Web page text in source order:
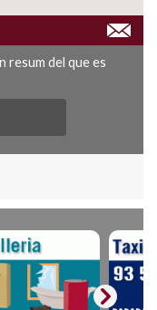
resum del que es